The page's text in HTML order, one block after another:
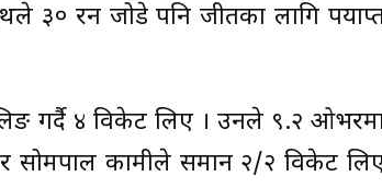
३० रन जोडे पनि जीतका लागि
गर्दै ४ विकेट लिए । उनले ९.२
र सोमपाल कामीले समान २/२ विकेट